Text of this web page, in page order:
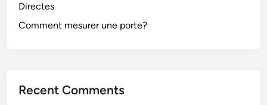
Directes
Comment mesurer une porte?
Recent Comments